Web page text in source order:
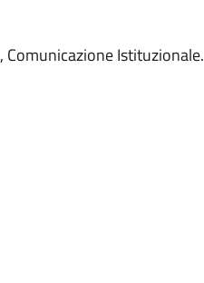
Istituzionale.